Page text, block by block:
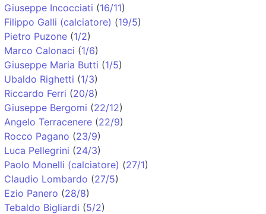
Giuseppe Incocciati (16/11)
Filippo Galli (calciatore) (19/5)
Pietro Puzone (1/2)
Marco Calonaci (1/6)
Giuseppe Maria Butti (1/5)
Ubaldo Righetti (1/3)
Riccardo Ferri (20/8)
Giuseppe Bergomi (22/12)
Angelo Terracenere (22/9)
Rocco Pagano (23/9)
Luca Pellegrini (24/3)
Paolo Monelli (calciatore) (27/1)
Claudio Lombardo (27/5)
Ezio Panero (28/8)
Tebaldo Bigliardi (5/2)